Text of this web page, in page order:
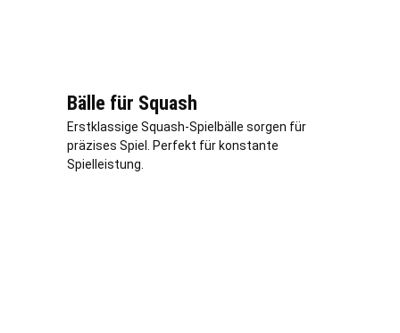
Bälle für Squash
Erstklassige Squash-Spielbälle sorgen für
präzises Spiel. Perfekt für konstante
Spielleistung.